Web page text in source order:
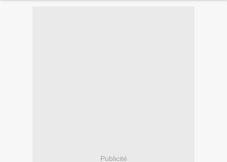
Publicité